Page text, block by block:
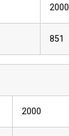
2000
851
2000